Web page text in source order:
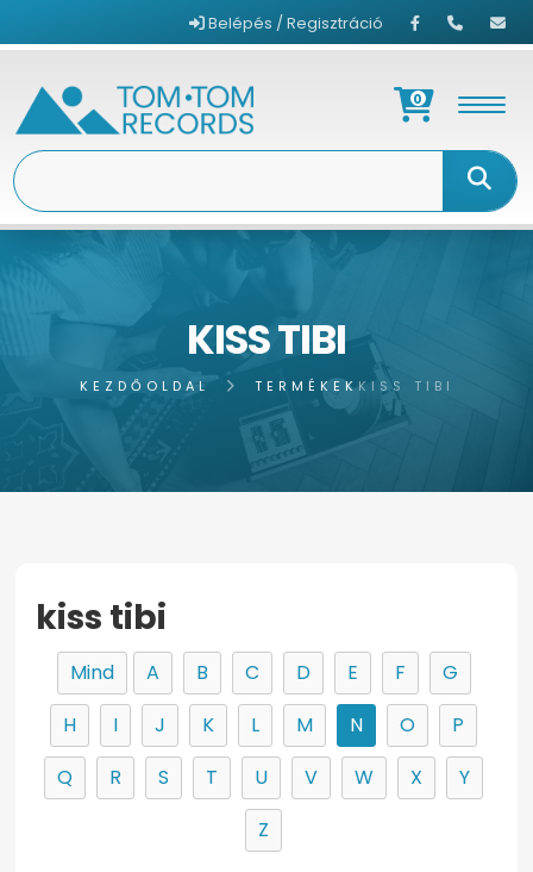
Belépés / Regisztráció
0
KISS TIBI
KEZDŐOLDAL TERMÉKEKKISS TIBI
kiss tibi
Mind A B C D E F
G
H
I J K L M N O
P
Q
R S T U V W X
Y
Z